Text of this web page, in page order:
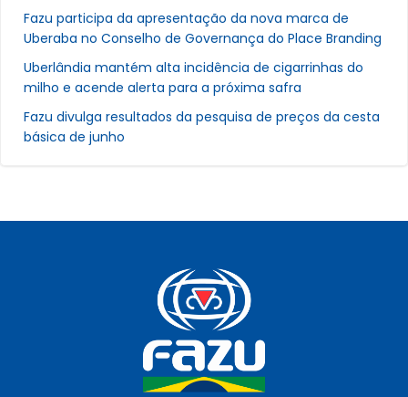
Fazu participa da apresentação da nova marca de
Uberaba no Conselho de Governança do Place Branding
Uberlândia mantém alta incidência de cigarrinhas do
milho e acende alerta para a próxima safra
Fazu divulga resultados da pesquisa de preços da cesta
básica de junho